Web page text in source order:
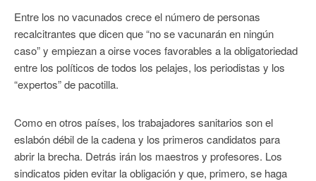
Entre los no vacunados crece el número de personas
recalcitrantes que dicen que “no se vacunarán en ningún
caso” y empiezan a oirse voces favorables a la obligatoriedad
entre los políticos de todos los pelajes, los periodistas y los
“expertos” de pacotilla.
Como en otros países, los trabajadores sanitarios son el
eslabón débil de la cadena y los primeros candidatos para
abrir la brecha. Detrás irán los maestros y profesores. Los
sindicatos piden evitar la obligación y que, primero, se haga